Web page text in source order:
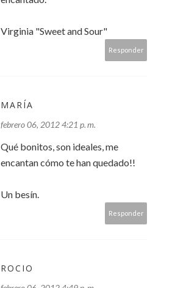
Virginia "Sweet and Sour"
Responder
MARÍA
febrero 06, 2012 4:21 p. m.
Qué bonitos, son ideales, me
encantan cómo te han quedado!!
Un besín.
Responder
ROCIO